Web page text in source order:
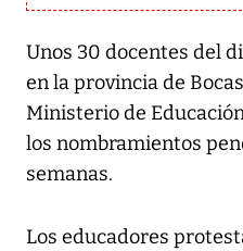
Unos 30 docentes del
en la provincia de
Ministerio de
los nombramientos
semanas.
Los educadores